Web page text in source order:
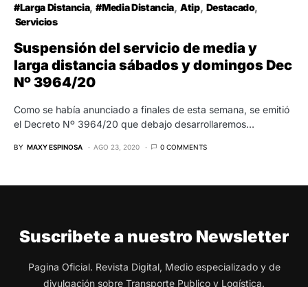
#Larga Distancia #Media Distancia Atip Destacado
Servicios
Suspensión del servicio de media y
larga distancia sábados y domingos Dec
Nº 3964/20
Como se había anunciado a finales de esta semana, se emitió
el Decreto Nº 3964/20 que debajo desarrollaremos…
BY MAXY ESPINOSA AGO 23, 2020 0 COMMENTS
Suscribete a nuestro Newsletter
Pagina Oficial. Revista Digital, Medio especializado y de
divulgación sobre Transporte Publico y Logística.